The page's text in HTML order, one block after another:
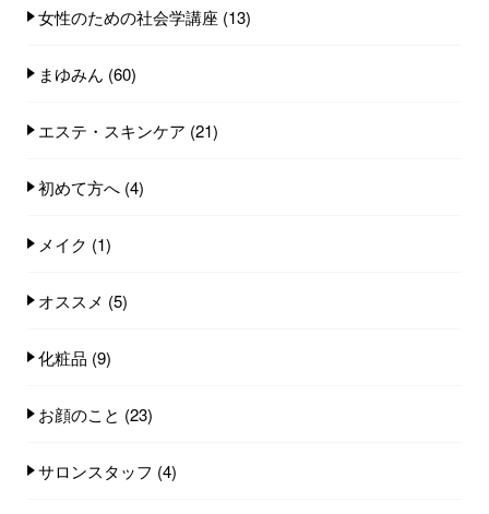
女性のための社会学講座 (13)
まゆみん (60)
エステ・スキンケア (21)
初めて方へ (4)
メイク (1)
オススメ (5)
化粧品 (9)
お顔のこと (23)
サロンスタッフ (4)